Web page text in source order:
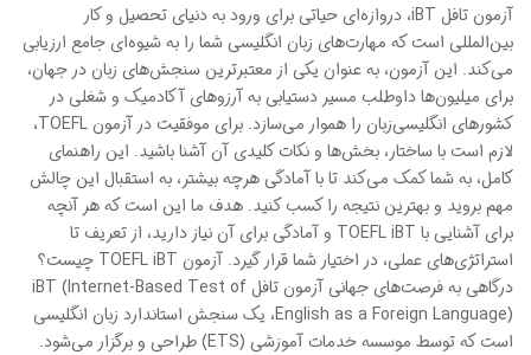
آزمون تافل iBT، دروازه‌ای حیاتی برای ورود به دنیای تحصیل و کار
بین‌المللی است که مهارت‌های زبان انگلیسی شما را به شیوه‌ای جامع ارزیابی
می‌کند. این آزمون، به عنوان یکی از معتبرترین سنجش‌های زبان در جهان،
برای میلیون‌ها داوطلب مسیر دستیابی به آرزوهای آکادمیک و شغلی در
کشورهای انگلیسی‌زبان را هموار می‌سازد. برای موفقیت در آزمون TOEFL،
لازم است با ساختار، بخش‌ها و نکات کلیدی آن آشنا باشید. این راهنمای
کامل، به شما کمک می‌کند تا با آمادگی هرچه بیشتر، به استقبال این چالش
مهم بروید و بهترین نتیجه را کسب کنید. هدف ما این است که هر آنچه
برای آشنایی با TOEFL iBT و آمادگی برای آن نیاز دارید، از تعریف تا
استراتژی‌های عملی، در اختیار شما قرار گیرد. آزمون TOEFL iBT چیست؟
درگاهی به فرصت‌های جهانی آزمون تافل iBT (Internet-Based Test of
English as a Foreign Language)، یک سنجش استاندارد زبان انگلیسی
است که توسط موسسه خدمات آموزشی (ETS) طراحی و برگزار می‌شود.